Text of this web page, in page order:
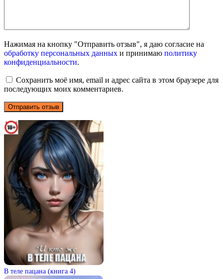
Нажимая на кнопку "Отправить отзыв", я даю согласие на
обработку персональных данных и принимаю политику
конфиденциальности.
Сохранить моё имя, email и адрес сайта в этом браузере для
последующих моих комментариев.
В теле пацана (книга 4)